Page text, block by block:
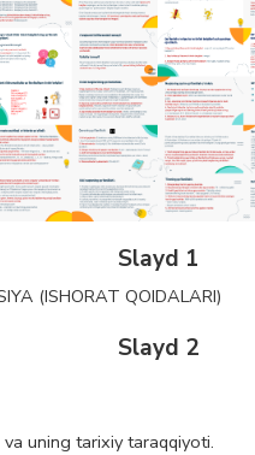
Slayd 1
(ISHORAT QOIDALARI)
Slayd 2
uning tarixiy taraqqiyoti.